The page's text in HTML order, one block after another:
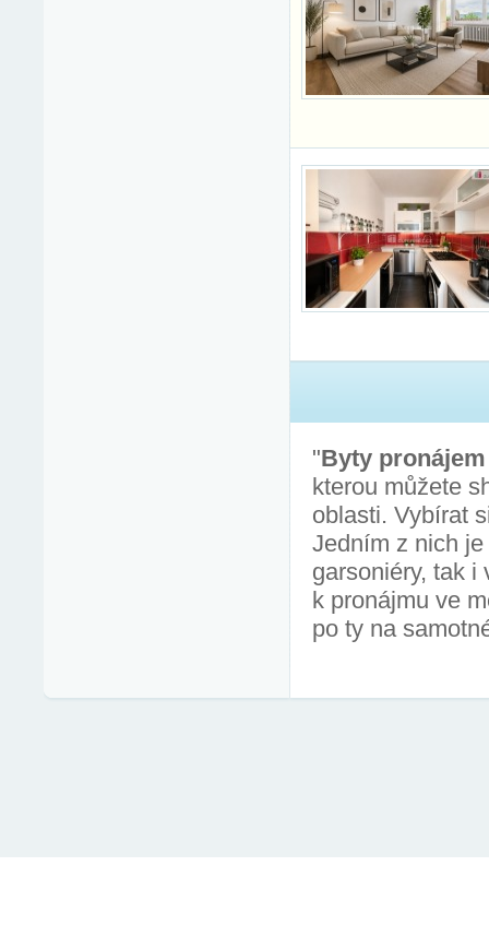
"Byty
kterou můžete
oblasti. Vybírat
Jedním z nich
garsoniéry, tak i
k pronájmu ve
po ty na